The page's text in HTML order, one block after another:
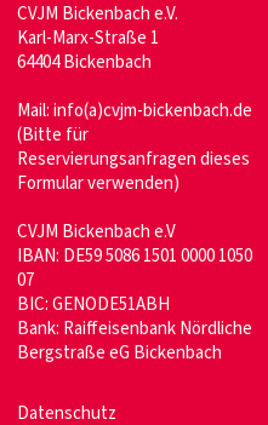
CVJM Bickenbach e.V.
Karl-Marx-Straße 1
64404 Bickenbach
Mail:info(a)cvjm-bickenbach.de
(Bitte für
Reservierungsanfragen dieses
Formular verwenden)
CVJM Bickenbach e.V
IBAN: DE59 5086 1501 0000 1050
07
BIC: GENODE51ABH
Bank: Raiffeisenbank Nördliche
Bergstraße eG Bickenbach
Datenschutz